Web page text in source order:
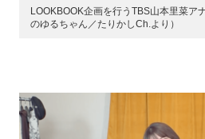
LOOKBOOK企画を行うTBS山本里菜ア
のゆるちゃん／たりかしCh.より）